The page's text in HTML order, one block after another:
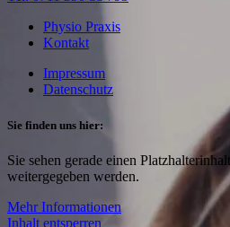
Physio Praxis
Kontakt
Impressum
Datenschutz
Sie finden uns hier:
Sie sehen gerade einen
weitergegeben werden.
Mehr Informationen
Inhalt entsperren